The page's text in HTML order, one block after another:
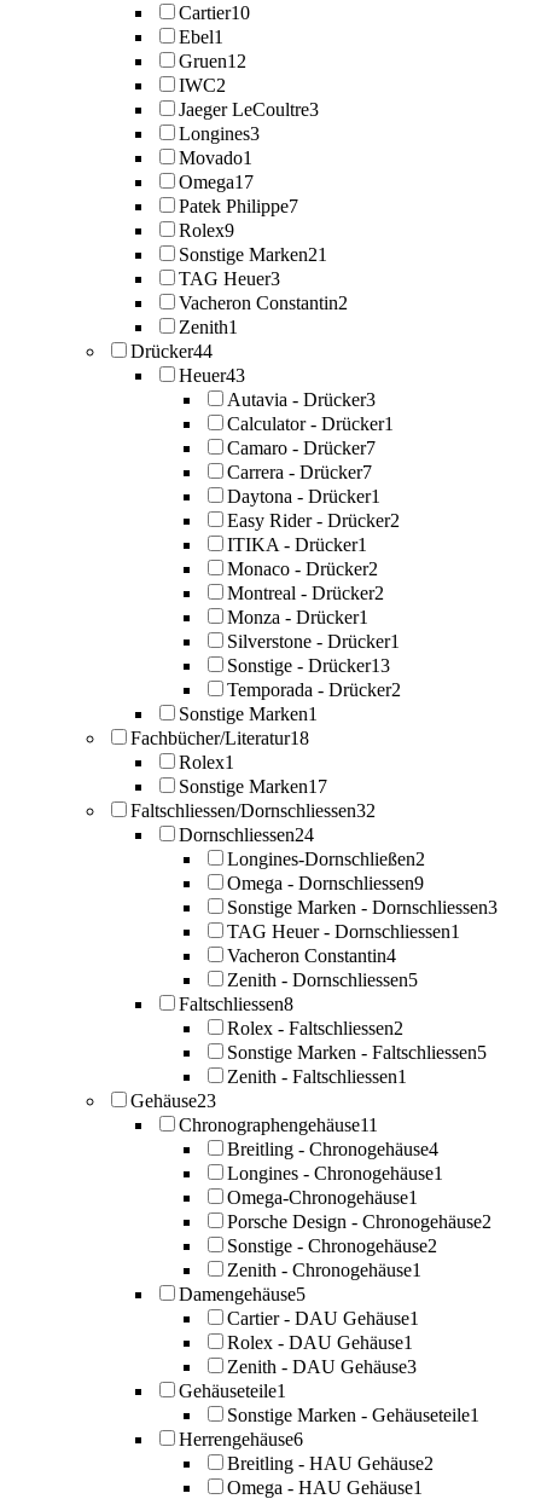
Cartier10
Ebel1
Gruen12
IWC2
Jaeger LeCoultre3
Longines3
Movado1
Omega17
Patek Philippe7
Rolex9
Sonstige Marken21
TAG Heuer3
Vacheron Constantin2
Zenith1
Drücker44
Heuer43
Autavia - Drücker3
Calculator - Drücker1
Camaro - Drücker7
Carrera - Drücker7
Daytona - Drücker1
Easy Rider - Drücker2
ITIKA - Drücker1
Monaco - Drücker2
Montreal - Drücker2
Monza - Drücker1
Silverstone - Drücker1
Sonstige - Drücker13
Temporada - Drücker2
Sonstige Marken1
Fachbücher/Literatur18
Rolex1
Sonstige Marken17
Faltschliessen/Dornschliessen32
Dornschliessen24
Longines-Dornschließen2
Omega - Dornschliessen9
Sonstige Marken - Dornschliessen3
TAG Heuer - Dornschliessen1
Vacheron Constantin4
Zenith - Dornschliessen5
Faltschliessen8
Rolex - Faltschliessen2
Sonstige Marken - Faltschliessen5
Zenith - Faltschliessen1
Gehäuse23
Chronographengehäuse11
Breitling - Chronogehäuse4
Longines - Chronogehäuse1
Omega-Chronogehäuse1
Porsche Design - Chronogehäuse2
Sonstige - Chronogehäuse2
Zenith - Chronogehäuse1
Damengehäuse5
Cartier - DAU Gehäuse1
Rolex - DAU Gehäuse1
Zenith - DAU Gehäuse3
Gehäuseteile1
Sonstige Marken - Gehäuseteile1
Herrengehäuse6
Breitling - HAU Gehäuse2
Omega - HAU Gehäuse1